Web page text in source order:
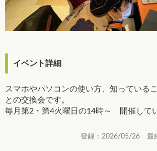
イベント詳細
スマホやパソコンの使い方、知っている
との交換会です。
毎月第2・第4火曜日の14時～ 開催して
登録：2026/05/26 最